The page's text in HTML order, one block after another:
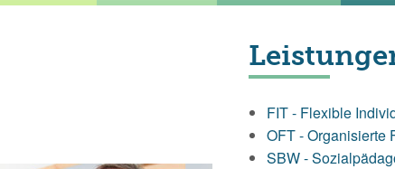
FIT - Flexible
OFT - Organisierte
SBW -